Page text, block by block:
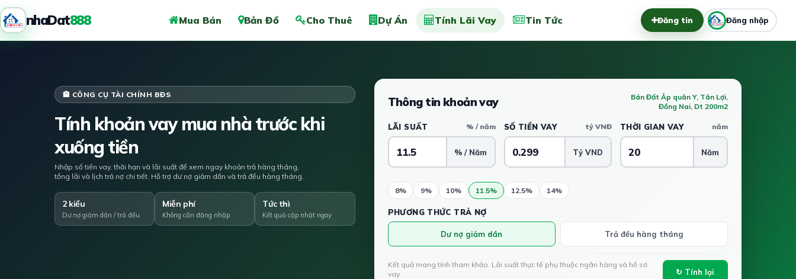
nhaDat888 Mua Bán Bản Đồ Cho Thuê Dự Án Tính Lãi Vay Tin Tức Đăng tin Đăng nhập
🏦 CÔNG CỤ TÀI CHÍNH BĐS
Tính khoản vay mua nhà trước khi
xuống tiền
Nhập số tiền vay, thời hạn và lãi suất để xem ngay khoản trả hàng tháng,
tổng lãi và lịch trả nợ chi tiết. Hỗ trợ dư nợ giảm dần và trả đều hàng tháng.
2 kiểu
Dư nợ giảm dần / trả đều
Miễn phí
Không cần đăng nhập
Tức thì
Kết quả cập nhật ngay
Thông tin khoản vay
Bán Đất Âp quân Y, Tân Lợi,
Đồng Nai, Dt 200m2
LÃI SUẤT % / năm
% / Năm
SỐ TIỀN VAY tỷ VNĐ
Tỷ VND
THỜI GIAN VAY năm
Năm
8% 9% 10% 11.5% 12.5% 14%
PHƯƠNG THỨC TRẢ NỢ
Dư nợ giảm dần Trả đều hàng tháng
Kết quả mang tính tham khảo. Lãi suất thực tế phụ thuộc ngân hàng và hồ sơ
vay.
↻ Tính lại